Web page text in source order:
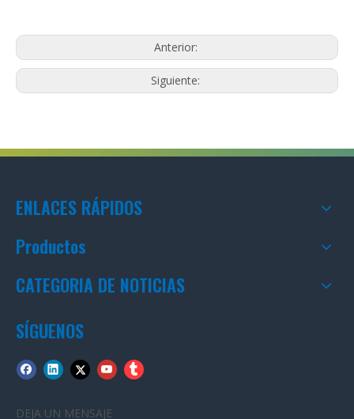
Anterior:
Siguiente:
ENLACES RÁPIDOS
Productos
CATEGORIA DE NOTICIAS
SÍGUENOS
DEJA UN MENSAJE